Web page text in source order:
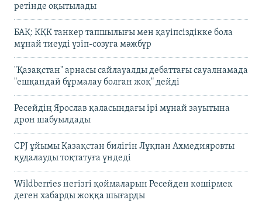
ретінде оқытылады
БАҚ: КҚК танкер тапшылығы мен қауіпсіздікке бола
мұнай тиеуді үзіп-созуға мәжбүр
"Қазақстан" арнасы сайлауалды дебаттағы сауалнамада
"ешқандай бұрмалау болған жоқ" дейді
Ресейдің Ярослав қаласындағы ірі мұнай зауытына
дрон шабуылдады
CPJ ұйымы Қазақстан билігін Лұқпан Ахмедияровты
қудалауды тоқтатуға үндеді
Wildberries негізгі қоймаларын Ресейден көшірмек
деген хабарды жоққа шығарды